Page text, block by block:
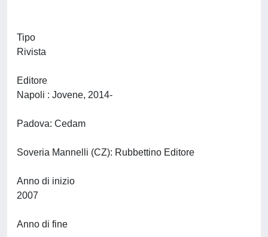
Tipo
Rivista
Editore
Napoli : Jovene, 2014-
Padova: Cedam
Anno di inizio
Anno di fine